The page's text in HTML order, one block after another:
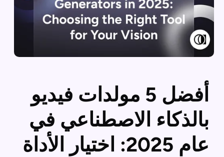
أفضل 5 مولدات فيديو
بالذكاء الاصطناعي في
عام 2025: اختيار الأداة